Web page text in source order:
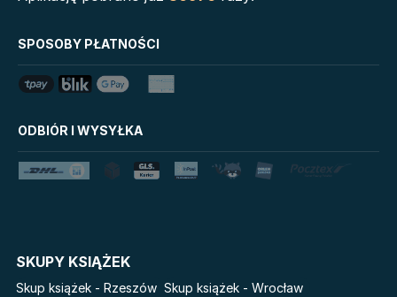
Grzeszni Miliarderzy
Uniwersum Reina Roja
Królestwo kłamstw
Lato
Tim Marshall on
Star Wars Darth Vader
Pamiętniki Wampirów
Światy Pilipiuka
SPOSOBY PŁATNOŚCI
ODBIÓR I WYSYŁKA
SKUPY KSIĄŻEK
Skup książek - Rzeszów Skup książek - Wrocław